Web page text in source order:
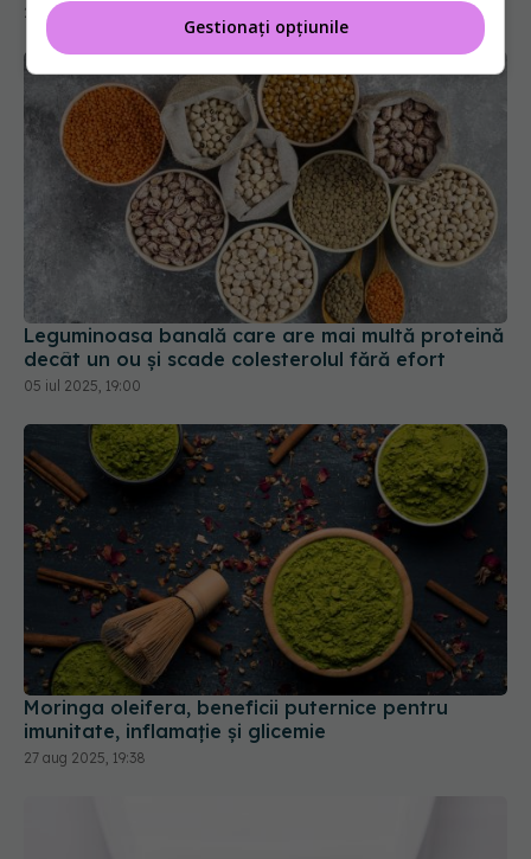
23 mar 2025, 17:00
Leguminoasa banală care are mai multă proteină
decât un ou și scade colesterolul fără efort
05 iul 2025, 19:00
Moringa oleifera, beneficii puternice pentru
imunitate, inflamație și glicemie
27 aug 2025, 19:38
Gestionați opțiunile